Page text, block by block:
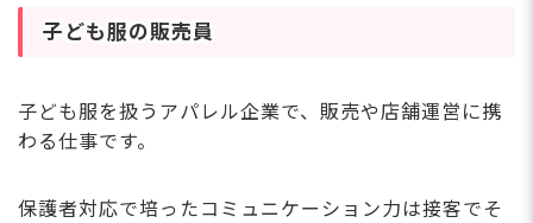
子ども服の販売員
子ども服を扱うアパレル企業で、販売や店舗運営に携
わる仕事です。
保護者対応で培ったコミュニケーション力は接客でそ